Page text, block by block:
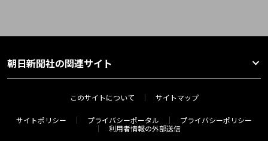
朝日新聞社の関連サイト
このサイトについて サイトマップ
サイトポリシー プライバシーポータル
プライバシーポリシー
利用者情報の外部送信